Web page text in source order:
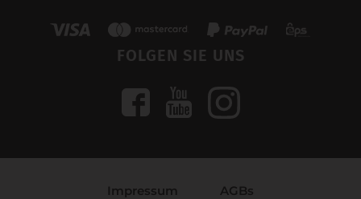
FOLGEN SIE UNS
Impressum AGBs